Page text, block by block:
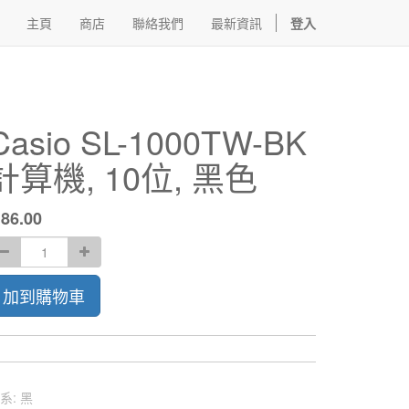
主頁 商店 聯絡我們 最新資訊 登入
SL-1000TW-BK
算機, 10位, 黑色
86.00
加到購物車
: 黑